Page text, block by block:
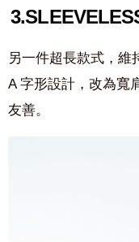
3.
另一件超長款式，維
A 字形設計，改為寬
友善。